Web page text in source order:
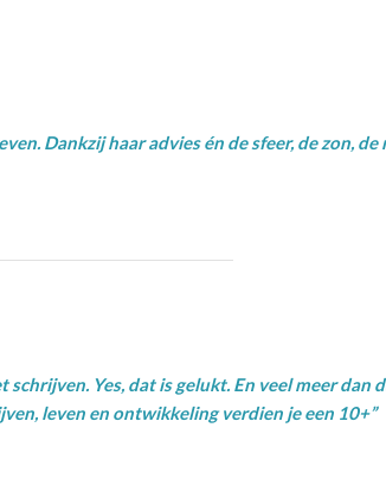
Dankzij haar advies én de sfeer, de zon, de
Yes, dat is gelukt. En veel meer dan
leven en ontwikkeling verdien je een 10+”